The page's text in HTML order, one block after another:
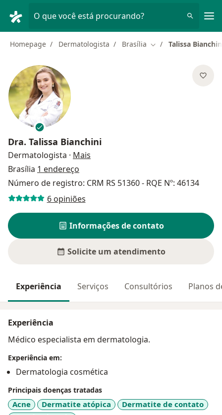
O que você está procurando?
Homepage Dermatologista Brasília Mudar de cidade
Talissa
Dra. Talissa Bianchini
Dermatologista · Mais
Brasília 1 endereço
Número de registro: CRM RS 51360 - RQE Nº: 46134
6 opiniões
Informações de contato
Solicite um atendimento
Experiência Serviços Consultórios Planos
Experiência
Médico especialista em dermatologia.
Experiência em:
Dermatologia cosmética
Principais doenças tratadas
Acne Dermatite atópica
Dermatite de contato